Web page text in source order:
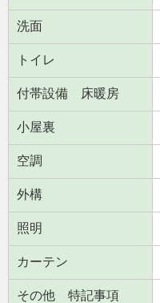
洗面
トイレ
付帯設備 床暖房
小屋裏
空調
外構
照明
カーテン
その他 特記事項